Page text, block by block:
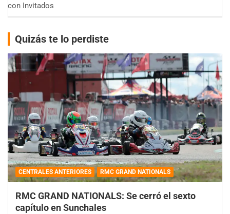
con Invitados
Quizás te lo perdiste
CENTRALES ANTERIORES RMC GRAND NATIONALS
RMC GRAND NATIONALS: Se cerró el sexto
capítulo en Sunchales